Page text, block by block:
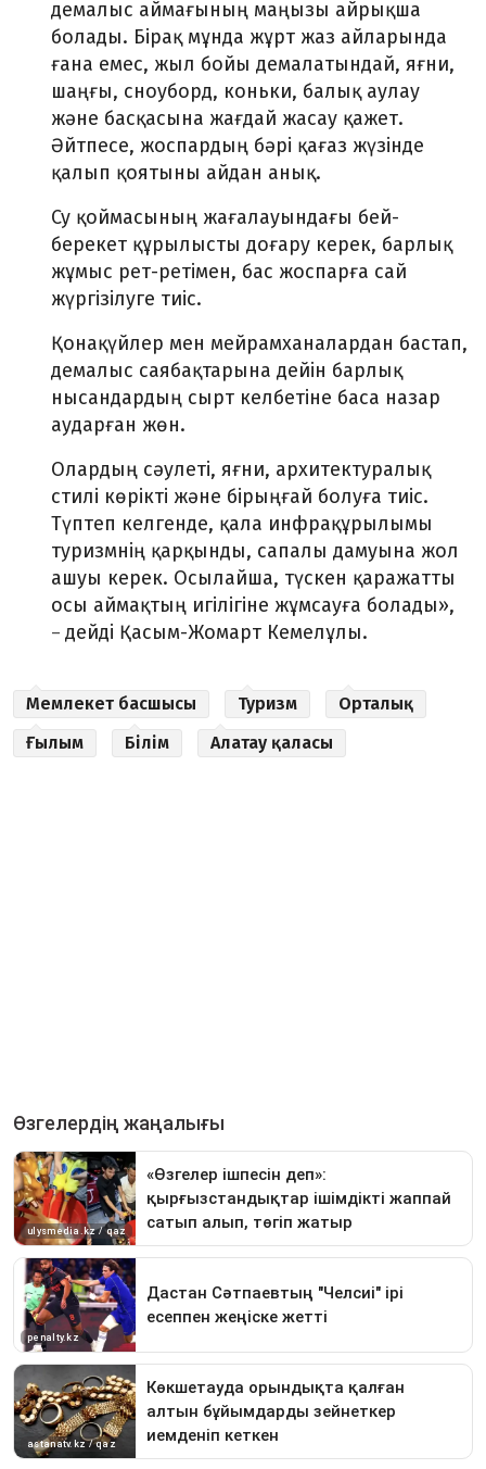
демалыс аймағының маңызы айрықша
болады. Бірақ мұнда жұрт жаз айларында
ғана емес, жыл бойы демалатындай, яғни,
шаңғы, сноуборд, коньки, балық аулау
және басқасына жағдай жасау қажет.
Әйтпесе, жоспардың бәрі қағаз жүзінде
қалып қоятыны айдан анық.
Су қоймасының жағалауындағы бей-
берекет құрылысты доғару керек, барлық
жұмыс рет-ретімен, бас жоспарға сай
жүргізілуге тиіс.
Қонақүйлер мен мейрамханалардан бастап,
демалыс саябақтарына дейін барлық
нысандардың сырт келбетіне баса назар
аударған жөн.
Олардың сәулеті, яғни, архитектуралық
стилі көрікті және бірыңғай болуға тиіс.
Түптеп келгенде, қала инфрақұрылымы
туризмнің қарқынды, сапалы дамуына жол
ашуы керек. Осылайша, түскен қаражатты
осы аймақтың игілігіне жұмсауға болады»,
– дейді Қасым-Жомарт Кемелұлы.
Мемлекет басшысы Туризм
Орталық
Ғылым
Білім Алатау қаласы